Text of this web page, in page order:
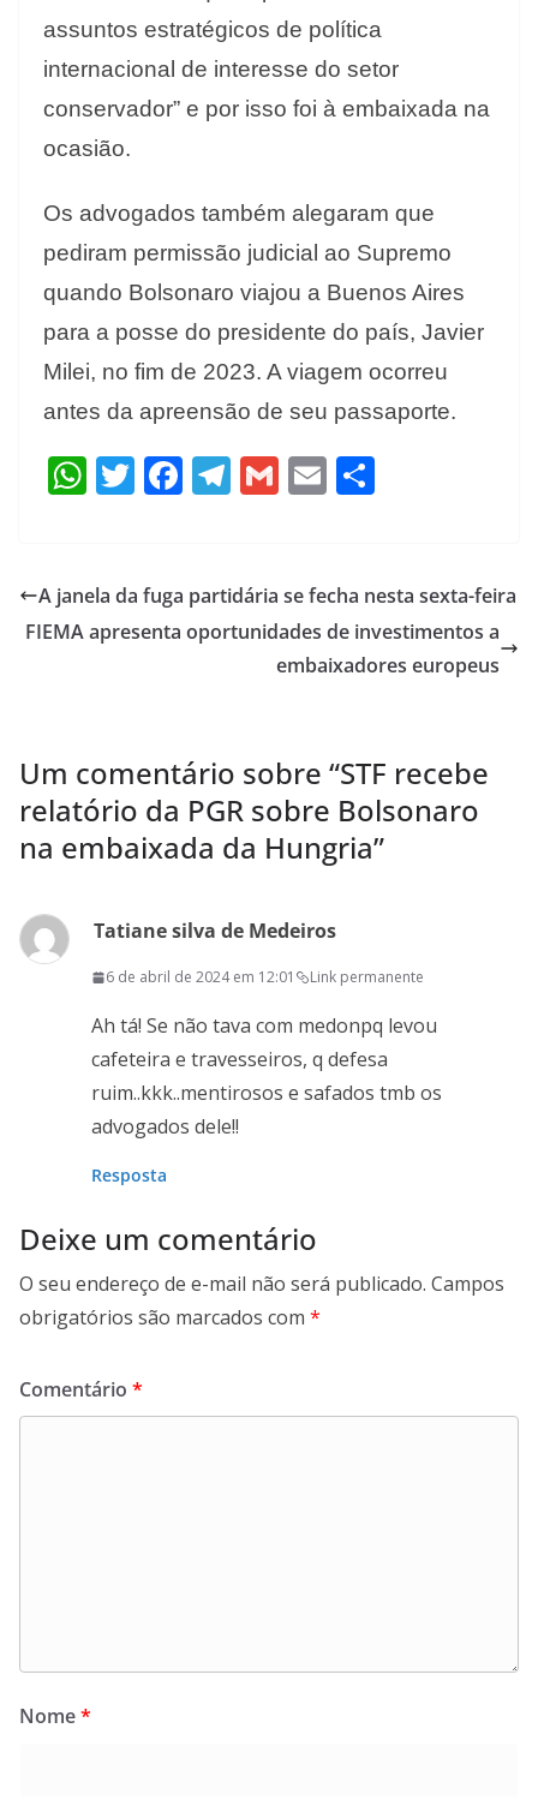
assuntos estratégicos de política
internacional de interesse do setor
conservador” e por isso foi à embaixada na
ocasião.
Os advogados também alegaram que
pediram permissão judicial ao Supremo
quando Bolsonaro viajou a Buenos Aires
para a posse do presidente do país, Javier
Milei, no fim de 2023. A viagem ocorreu
antes da apreensão de seu passaporte.
W
s
A
T
er
F
b
o
T
gr
a
G
l
E
l e
A janela da fuga partidária se fecha nesta sexta-feira
FIEMA apresenta oportunidades de investimentos a
embaixadores europeus
Um comentário sobre “STF recebe
relatório da PGR sobre Bolsonaro
na embaixada da Hungria”
Tatiane silva de Medeiros
6 de abril de 2024 em 12:01 Link permanente
Ah tá! Se não tava com medonpq levou
cafeteira e travesseiros, q defesa
ruim..kkk..mentirosos e safados tmb os
advogados dele!!
Resposta
Deixe um comentário
O seu endereço de e-mail não será publicado. Campos
obrigatórios são marcados com *
Comentário *
Nome*